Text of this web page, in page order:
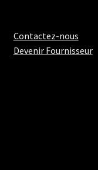
Contactez-nous
Devenir Fournisseur